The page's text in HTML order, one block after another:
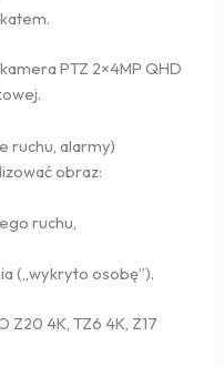
PTZ 2×4MP QHD
ruchu, alarmy)
obraz:
ruchu,
(„wykryto osobę”).
Z20 4K, TZ6 4K, Z17